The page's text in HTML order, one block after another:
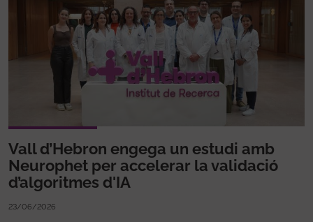
Vall d’Hebron engega un estudi amb
Neurophet per accelerar la validació
d’algoritmes d'IA
23/06/2026